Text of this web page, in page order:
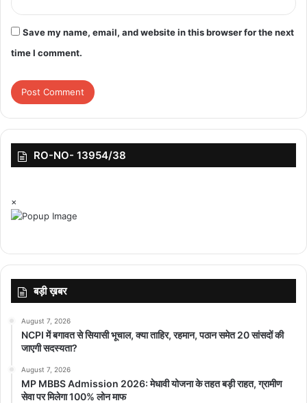
Save my name, email, and website in this browser for the next
time I comment.
RO-NO- 13954/38
×
बड़ी ख़बर
August 7, 2026
NCPI में बगावत से सियासी भूचाल, क्या ताहिर, रहमान, पठान समेत 20 सांसदों की
जाएगी सदस्यता?
August 7, 2026
MP MBBS Admission 2026: मेधावी योजना के तहत बड़ी राहत, ग्रामीण
सेवा पर मिलेगा 100% लोन माफ